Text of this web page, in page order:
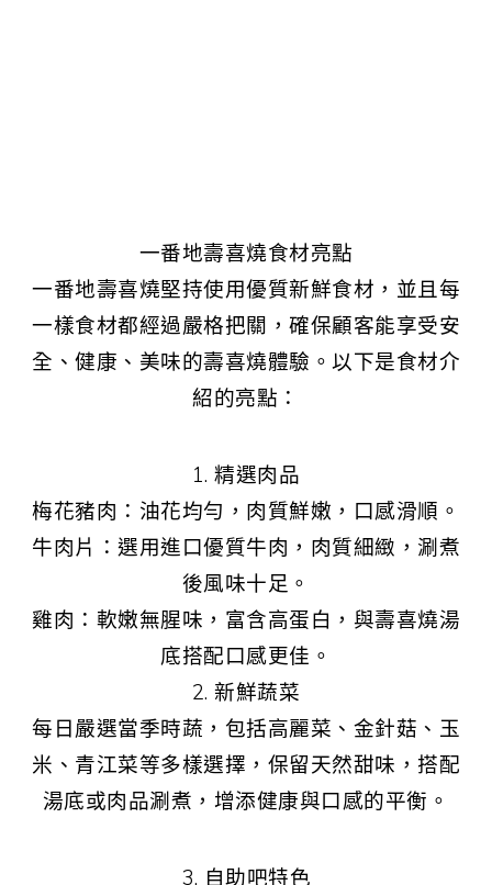
一番地壽喜燒食材亮點
一番地壽喜燒堅持使用優質新鮮食材，並且每
一樣食材都經過嚴格把關，確保顧客能享受安
全、健康、美味的壽喜燒體驗。以下是食材介
紹的亮點：
1. 精選肉品
梅花豬肉：油花均勻，肉質鮮嫩，口感滑順。
牛肉片：選用進口優質牛肉，肉質細緻，涮煮
後風味十足。
雞肉：軟嫩無腥味，富含高蛋白，與壽喜燒湯
底搭配口感更佳。
2. 新鮮蔬菜
每日嚴選當季時蔬，包括高麗菜、金針菇、玉
米、青江菜等多樣選擇，保留天然甜味，搭配
湯底或肉品涮煮，增添健康與口感的平衡。
3. 自助吧特色